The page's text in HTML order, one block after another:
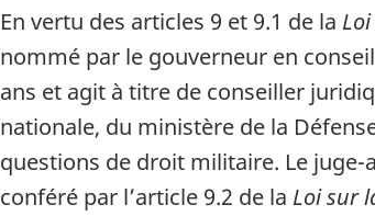
En vertu des articles 9 et 9.1 de la
nommé par le gouverneur en
ans et agit à titre de conseiller
nationale, du ministère de la
questions de droit militaire. Le
conféré par l’article 9.2 de la Loi sur